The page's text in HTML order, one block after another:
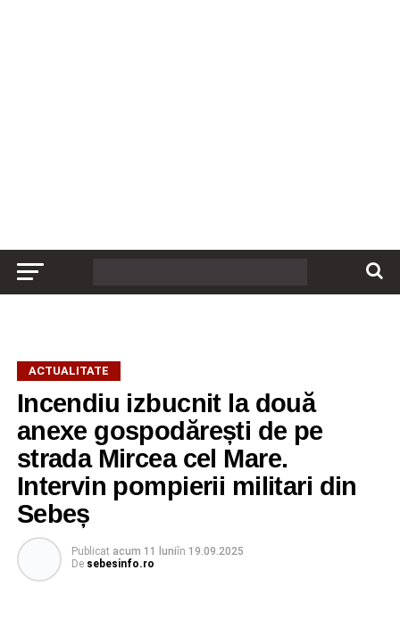
ACTUALITATE
Incendiu izbucnit la două
anexe gospodărești de pe
strada Mircea cel Mare.
Intervin pompierii militari din
Sebeș
Publicat acum 11 luniîn 19.09.2025
De sebesinfo.ro